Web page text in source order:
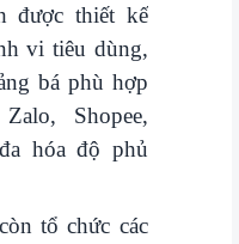
được thiết kế
vi tiêu dùng,
bá phù hợp
Shopee,
hóa độ phủ
tổ chức các